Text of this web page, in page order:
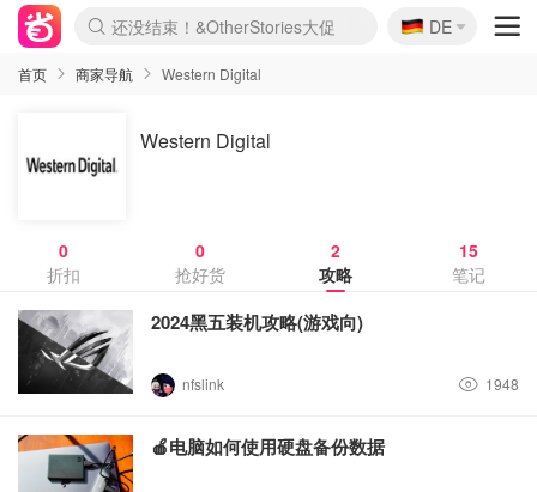
Boticinal 夏促开抢！
4折！lulu周四疯狂上新
还没结束！&OtherStories大促
Joybuy变相75折 随时失效
速领！Stanley独家85折
疑似霸哥！Camper额外叠85折
Zalando 奥莱闪促！每日更新
Moncler反季囤！5折起+叠9折
Coach Brooklyn仅€192
🇩🇪
DE
首页 商家导航 Western Digital
Western Digital
0
折扣
0
抢好货
2
攻略
15
笔记
2024黑五装机攻略(游戏向)
nfslink 1948
🍎电脑如何使用硬盘备份数据